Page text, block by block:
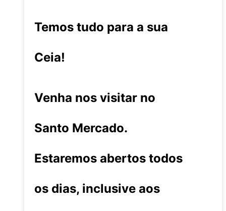
Temos tudo para a sua
Ceia!
Venha nos visitar no
Santo Mercado.
Estaremos abertos todos
os dias, inclusive aos